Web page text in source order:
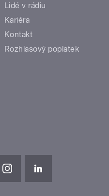
Lidé v rádiu
Kariéra
Kontakt
Rozhlasový poplatek